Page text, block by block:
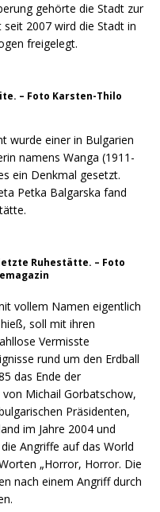
gehörte die Stadt zur
2007 wird die Stadt in
freigelegt.
– Foto Karsten-Thilo
wurde einer in Bulgarien
namens Wanga (1911-
ein Denkmal gesetzt.
Petka Balgarska fand
Ruhestätte. – Foto
vollem Namen eigentlich
soll mit ihren
Vermisste
rund um den Erdball
das Ende der
Michail Gorbatschow,
Präsidenten,
im Jahre 2004 und
Angriffe auf das World
„Horror, Horror. Die
nach einem Angriff durch